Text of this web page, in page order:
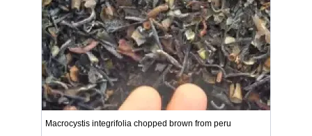
Macrocystis integrifolia chopped brown from peru